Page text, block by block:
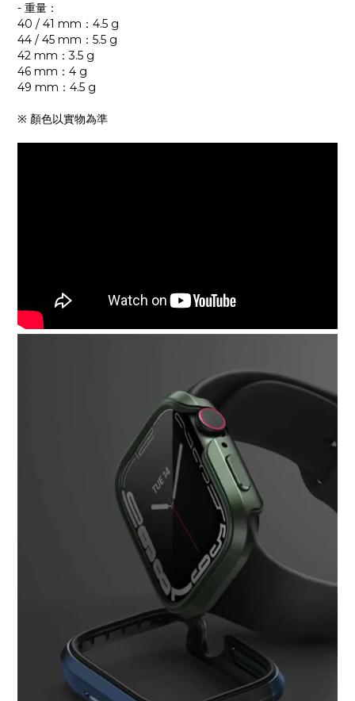
- 重量：
40 / 41 mm：4.5 g
44 / 45 mm：5.5 g
42 mm：3.5 g
46 mm：4 g
49 mm：4.5 g
※ 顏色以實物為準